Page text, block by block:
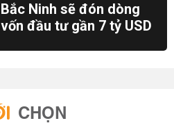
Bắc Ninh sẽ đón dòng
vốn đầu tư gần 7 tỷ USD
CHỌN